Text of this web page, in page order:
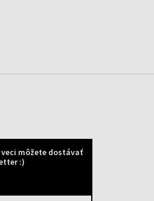
môžete dostávať
:)